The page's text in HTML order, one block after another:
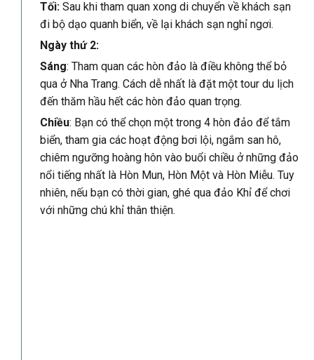
Tối: Sau khi tham quan xong di chuyển về khách sạn
đi bộ dạo quanh biển, về lại khách sạn nghỉ ngơi.
Ngày thứ 2:
Sáng: Tham quan các hòn đảo là điều không thể bỏ
qua ở Nha Trang. Cách dễ nhất là đặt một tour du lịch
đến thăm hầu hết các hòn đảo quan trọng.
Chiều: Bạn có thể chọn một trong 4 hòn đảo để tắm
biển, tham gia các hoạt động bơi lội, ngắm san hô,
chiêm ngưỡng hoàng hôn vào buổi chiều ở những đảo
nổi tiếng nhất là Hòn Mun, Hòn Một và Hòn Miễu. Tuy
nhiên, nếu bạn có thời gian, ghé qua đảo Khỉ để chơi
với những chú khỉ thân thiện.